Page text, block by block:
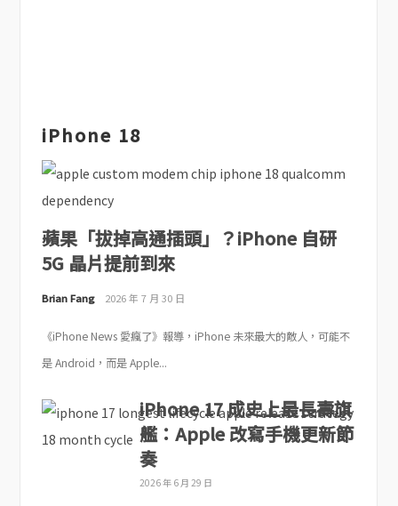
iPhone 18
蘋果「拔掉高通插頭」？iPhone 自研
5G 晶片提前到來
Brian Fang 2026 年 7 月 30 日
《iPhone News 愛瘋了》報導，iPhone 未來最大的敵人，可能不
是 Android，而是 Apple...
iPhone 17 成史上最長壽旗
艦：Apple 改寫手機更新節
奏
2026 年 6 月 29 日